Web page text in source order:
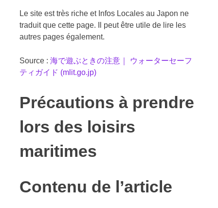
Le site est très riche et Infos Locales au Japon ne
traduit que cette page. Il peut être utile de lire les
autres pages également.
Source : 海で遊ぶときの注意｜ ウォーターセーフ
ティガイド (mlit.go.jp)
Précautions à prendre
lors des loisirs
maritimes
Contenu de l’article